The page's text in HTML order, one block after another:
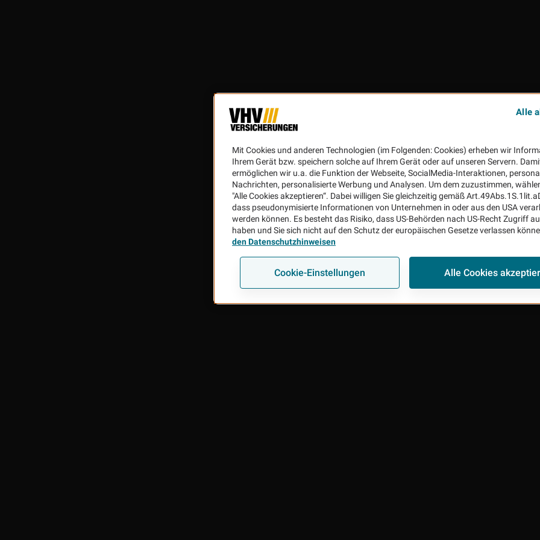
Mit Cookies und anderen Technologien (im Folgenden: Cookies) erheben wir
Ihrem Gerät bzw. speichern solche auf Ihrem Gerät oder auf unseren Servern.
ermöglichen wir u.a. die Funktion der Webseite, SocialMedia-Interaktionen,
Nachrichten, personalisierte Werbung und Analysen. Um dem zuzustimmen,
"Alle Cookies akzeptieren“. Dabei willigen Sie gleichzeitig gemäß
dass pseudonymisierte Informationen von Unternehmen in oder aus den USA
werden können. Es besteht das Risiko, dass US-Behörden nach US-Recht Zugriff
haben und Sie sich nicht auf den Schutz der europäischen Gesetze verlassen
den Datenschutzhinweisen
Cookie-Einstellungen Alle Cookies
Alle